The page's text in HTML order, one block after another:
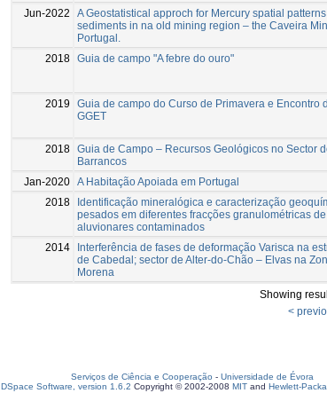
Jun-2022
A Geostatistical approch for Mercury spatial
sediments in na old mining region – the Caveira
Portugal.
2018 Guia de campo "A febre do ouro"
2019
Guia de campo do Curso de Primavera e Encontro
GGET
2018 Guia de Campo – Recursos Geológicos no Sector
Barrancos
Jan-2020 A Habitação Apoiada em Portugal
2018
Identificação mineralógica e caracterização
pesados em diferentes fracções granulométricas
aluvionares contaminados
2014
Interferência de fases de deformação Varisca na
de Cabedal; sector de Alter-do-Chão – Elvas na
Morena
Showing
<
Serviços de Ciência e Cooperação - Universidade de Évora
DSpace Software, version 1.6.2 Copyright © 2002-2008 MIT and Hewlett-